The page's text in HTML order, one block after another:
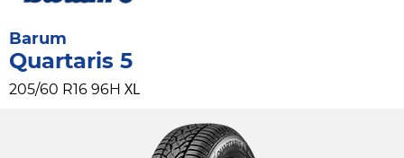
Barum
Quartaris 5
205/60 R16 96H XL